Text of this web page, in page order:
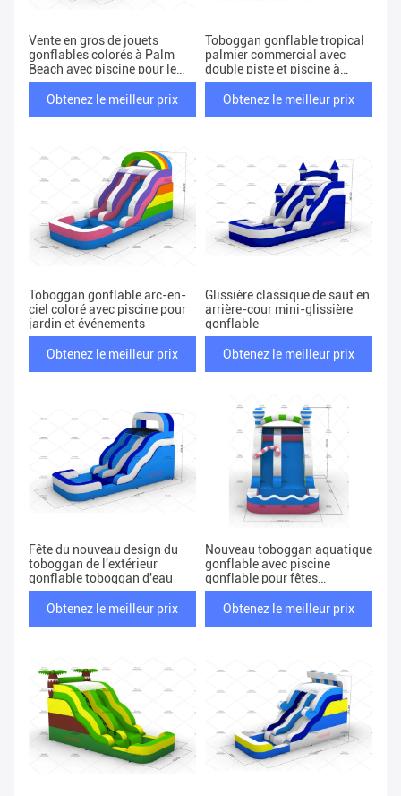
Vente en gros de jouets
gonflables colorés à Palm
Beach avec piscine pour le
plaisir
Obtenez le meilleur prix
Toboggan gonflable tropical
palmier commercial avec
double piste et piscine à
éclaboussures pour fêtes et
événements dans le jardin
Obtenez le meilleur prix
Toboggan gonflable arc-en-
ciel coloré avec piscine pour
jardin et événements
Obtenez le meilleur prix
Glissière classique de saut en
arrière-cour mini-glissière
gonflable
Obtenez le meilleur prix
Fête du nouveau design du
toboggan de l'extérieur
gonflable toboggan d'eau
Obtenez le meilleur prix
Nouveau toboggan aquatique
gonflable avec piscine
gonflable pour fêtes
d'enfants
Obtenez le meilleur prix